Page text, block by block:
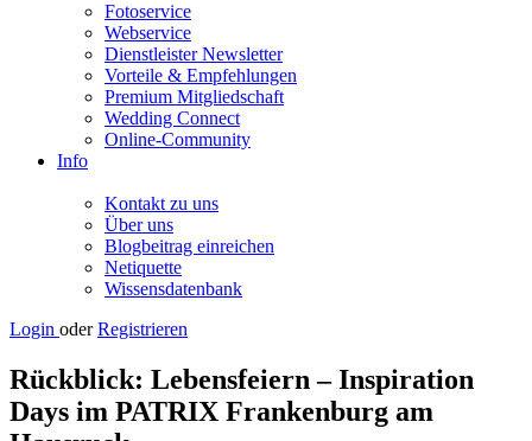
Fotoservice
Webservice
Dienstleister Newsletter
Vorteile & Empfehlungen
Premium Mitgliedschaft
Wedding Connect
Online-Community
Info
Kontakt zu uns
Über uns
Blogbeitrag einreichen
Netiquette
Wissensdatenbank
Login oder Registrieren
Rückblick: Lebensfeiern – Inspiration
Days im PATRIX Frankenburg am